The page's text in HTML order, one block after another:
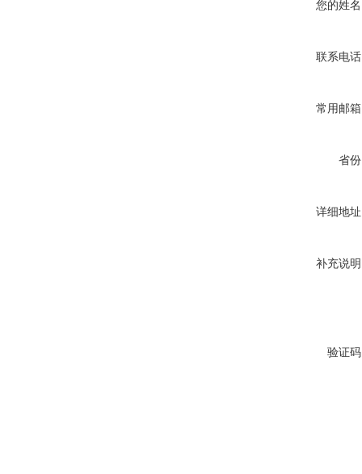
您的姓
联系电
常用邮
省
详细地
补充说
验证